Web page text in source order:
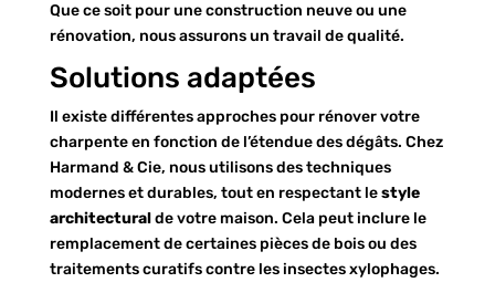
Que ce soit pour une construction neuve ou une
rénovation, nous assurons un travail de qualité.
Solutions adaptées
Il existe différentes approches pour rénover votre
charpente en fonction de l’étendue des dégâts. Chez
Harmand & Cie, nous utilisons des techniques
modernes et durables, tout en respectant lestyle
architecturalde votre maison. Cela peut inclure le
remplacement de certaines pièces de bois ou des
traitements curatifs contre les insectes xylophages.